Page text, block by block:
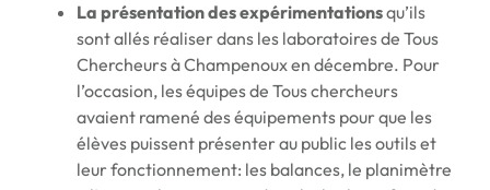
La présentation des expérimentationsqu’ils
sont allés réaliser dans les laboratoires de Tous
Chercheurs à Champenoux en décembre. Pour
l’occasion, les équipes de Tous chercheurs
avaient ramené des équipements pour que les
élèves puissent présenter au public les outils et
leur fonctionnement: les balances, le planimètre